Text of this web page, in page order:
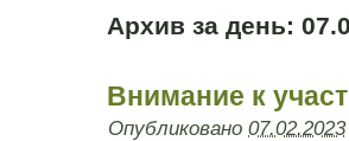
Архив за день:
Внимание к
Опубликовано 07.02.2023